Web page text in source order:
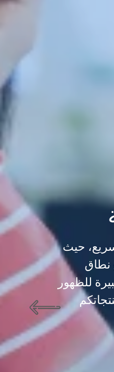
سريع، حيث
نطاق
للظهور